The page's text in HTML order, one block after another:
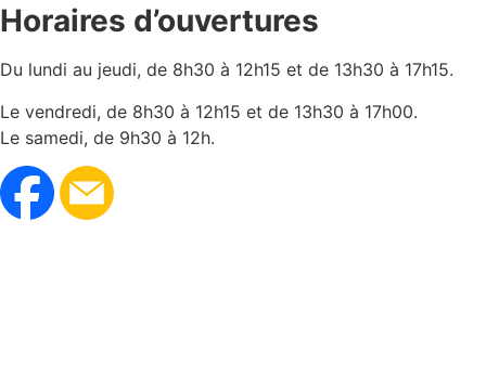
Horaires d’ouvertures
Du lundi au jeudi, de 8h30 à 12h15 et de 13h30 à 17h15.
Le vendredi, de 8h30 à 12h15 et de 13h30 à 17h00.
Le samedi, de 9h30 à 12h.